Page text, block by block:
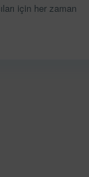
için her zaman